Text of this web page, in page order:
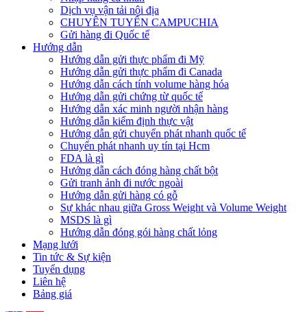
Dịch vụ vận tải nội địa
CHUYÊN TUYẾN CAMPUCHIA
Gửi hàng đi Quốc tế
Hướng dẫn
Hướng dẫn gửi thực phẩm đi Mỹ
Hướng dẫn gửi thực phẩm đi Canada
Hướng dẫn cách tính volume hàng hóa
Hướng dẫn gửi chứng từ quốc tế
Hướng dẫn xác minh người nhận hàng
Hướng dẫn kiểm định thực vật
Hướng dẫn gửi chuyển phát nhanh quốc tế
Chuyển phát nhanh uy tín tại Hcm
FDA là gì
Hướng dẫn cách đóng hàng chất bột
Gửi tranh ảnh đi nước ngoài
Hướng dẫn gửi hàng có gỗ
Sự khác nhau giữa Gross Weight và Volume Weight
MSDS là gì
Hướng dẫn đóng gói hàng chất lỏng
Mạng lưới
Tin tức & Sự kiện
Tuyển dụng
Liên hệ
Bảng giá